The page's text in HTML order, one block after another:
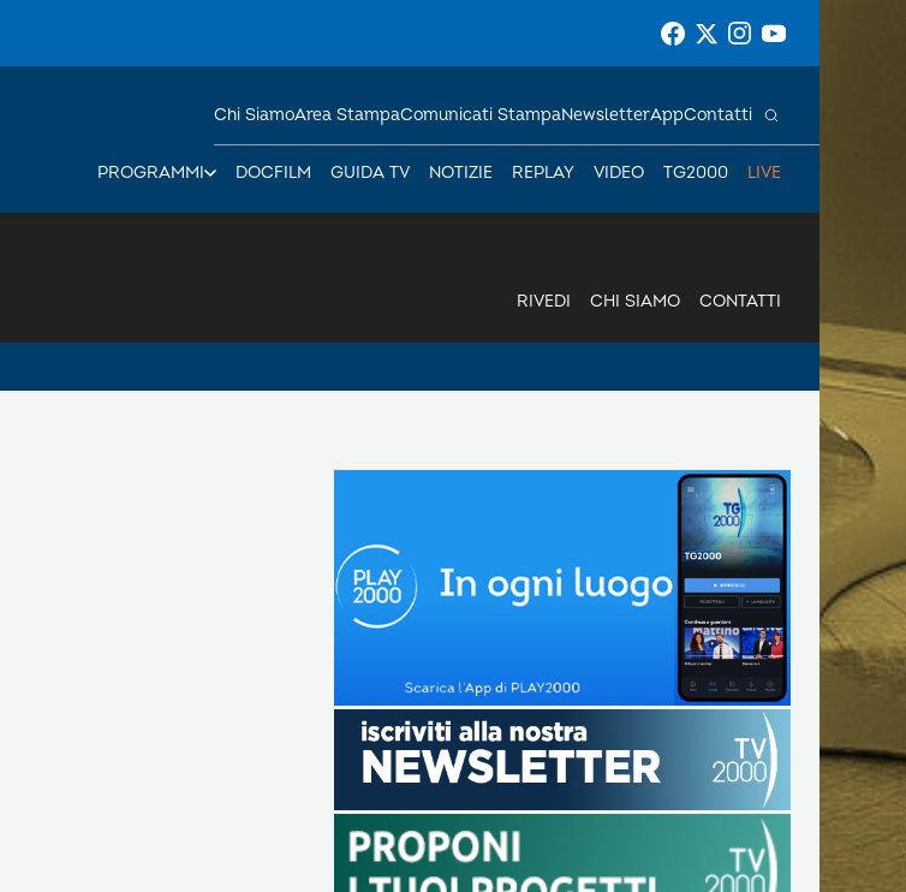
PROGRAMMI DOCFILM GUIDA TV NOTIZIE REPLAY VIDEO TG2000 LIVE
Chi SiamoArea StampaComunicati StampaNewsletterAppContatti
RIVEDI CHI SIAMO CONTATTI